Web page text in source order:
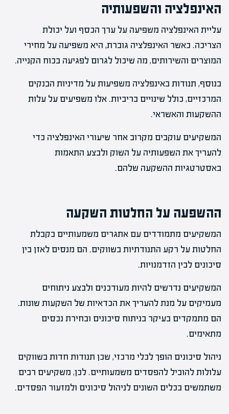
האינפלציה והשפעותיה
עליית האינפלציה משפיעה על ערך הכסף ועל יכולת
הצריכה. כאשר האינפלציה גוברת, היא משפיעה על מחירי
המוצרים והשירותים, מה שיכול לגרום לפגיעה בכוח הקנייה.
בנוסף, תנודות באינפלציה משפיעות על מדיניות הבנקים
המרכזיים, כולל שינויים בריביות. אלו משפיעים על עלות
ההשקעות והאשראי.
המשקיעים עוקבים מקרוב אחר שיעורי האינפלציה כדי
להעריך את השפעותיה על השוק ולבצע התאמות
באסטרטגיות ההשקעה שלהם.
ההשפעה על החלטות השקעה
המשקיעים מתמודדים עם אתגרים משמעותיים בקבלת
החלטות על רקע התנודתיות בשווקים. הם מנסים לאזן בין
סיכונים לבין הזדמנויות.
המשקיעים נדרשים להיות מעודכנים ולבצע ניתוחים
מעמיקים על מנת להעריך את הכדאיות של השקעות שונות.
הם מתמקדים בעיקר בניתוח סיכונים ובחירת נכסים
מתאימים.
ניהול סיכונים הופך לכלי מרכזי, שכן תנודות חדות בשווקים
עלולות להוביל להפסדים משמעותיים. לכן, משקיעים רבים
משתמשים בכלים השונים לניהול סיכונים ולמזעור הפסדים.